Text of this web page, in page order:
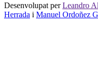
Desenvolupat perLeandro
Herrada i Manuel Ordoñez